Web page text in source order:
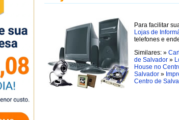
Para facilitar
Lojas de
telefones e
Similares: »
de Salvador »
House no
Salvador »
Centro de